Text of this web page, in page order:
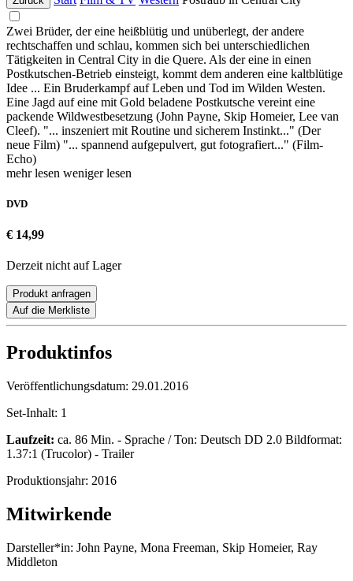
Zwei Brüder, der eine heißblütig und unüberlegt, der andere
rechtschaffen und schlau, kommen sich bei unterschiedlichen
Tätigkeiten in Central City in die Quere. Als der eine in einen
Postkutschen-Betrieb einsteigt, kommt dem anderen eine kaltblütige
Idee ... Ein Bruderkampf auf Leben und Tod im Wilden Westen.
Eine Jagd auf eine mit Gold beladene Postkutsche vereint eine
packende Wildwestbesetzung (John Payne, Skip Homeier, Lee van
Cleef). "... inszeniert mit Routine und sicherem Instinkt..." (Der
neue Film) "... spannend aufgepulvert, gut fotografiert..." (Film-
Echo)
mehr lesen weniger lesen
DVD
€ 14,99
Derzeit nicht auf Lager
Produkt anfragen
Auf die Merkliste
Produktinfos
Veröffentlichungsdatum: 29.01.2016
Set-Inhalt: 1
Laufzeit: ca. 86 Min. - Sprache / Ton: Deutsch DD 2.0 Bildformat:
1.37:1 (Trucolor) - Trailer
Produktionsjahr: 2016
Mitwirkende
Darsteller*in: John Payne, Mona Freeman, Skip Homeier, Ray
Middleton